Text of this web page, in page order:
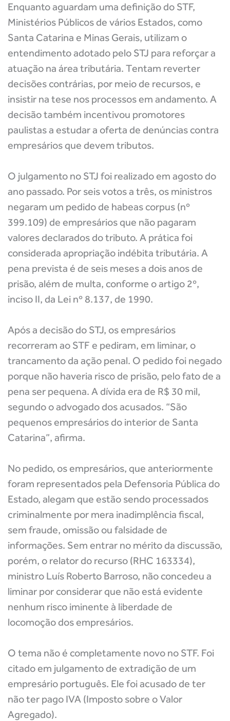
Enquanto aguardam uma definição do STF,
Ministérios Públicos de vários Estados, como
Santa Catarina e Minas Gerais, utilizam o
entendimento adotado pelo STJ para reforçar a
atuação na área tributária. Tentam reverter
decisões contrárias, por meio de recursos, e
insistir na tese nos processos em andamento. A
decisão também incentivou promotores
paulistas a estudar a oferta de denúncias contra
empresários que devem tributos.
O julgamento no STJ foi realizado em agosto do
ano passado. Por seis votos a três, os ministros
negaram um pedido de habeas corpus (nº
399.109) de empresários que não pagaram
valores declarados do tributo. A prática foi
considerada apropriação indébita tributária. A
pena prevista é de seis meses a dois anos de
prisão, além de multa, conforme o artigo 2º,
inciso II, da Lei nº 8.137, de 1990.
Após a decisão do STJ, os empresários
recorreram ao STF e pediram, em liminar, o
trancamento da ação penal. O pedido foi negado
porque não haveria risco de prisão, pelo fato de a
pena ser pequena. A dívida era de R$ 30 mil,
segundo o advogado dos acusados. “São
pequenos empresários do interior de Santa
Catarina”, afirma.
No pedido, os empresários, que anteriormente
foram representados pela Defensoria Pública do
Estado, alegam que estão sendo processados
criminalmente por mera inadimplência fiscal,
sem fraude, omissão ou falsidade de
informações. Sem entrar no mérito da discussão,
porém, o relator do recurso (RHC 163334),
ministro Luís Roberto Barroso, não concedeu a
liminar por considerar que não está evidente
nenhum risco iminente à liberdade de
locomoção dos empresários.
O tema não é completamente novo no STF. Foi
citado em julgamento de extradição de um
empresário português. Ele foi acusado de ter
não ter pago IVA (Imposto sobre o Valor
Agregado).